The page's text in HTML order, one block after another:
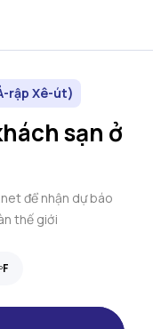
rập Xê-út)
sạn ở
để nhận dự báo
thế giới
F